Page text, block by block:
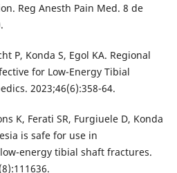
Reg Anesth Pain Med. 8 de
P, Konda S, Egol KA. Regional
for Low-Energy Tibial
2023;46(6):358-64.
K, Ferati SR, Furgiuele D, Konda
is safe for use in
energy tibial shaft fractures.